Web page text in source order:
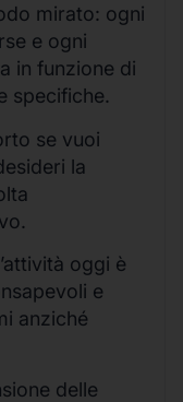
mirato: ogni
e ogni
in funzione di
specifiche.
se vuoi
la
oggi è
e
anziché
delle